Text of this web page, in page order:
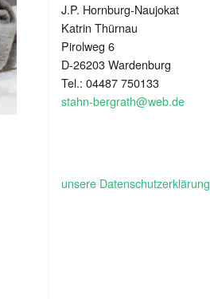
J.P. Hornburg-Naujokat
Katrin Thürnau
Pirolweg 6
D-26203 Wardenburg
Tel.: 04487 750133
stahn-bergrath@web.de
unsere Datenschutzerklärung